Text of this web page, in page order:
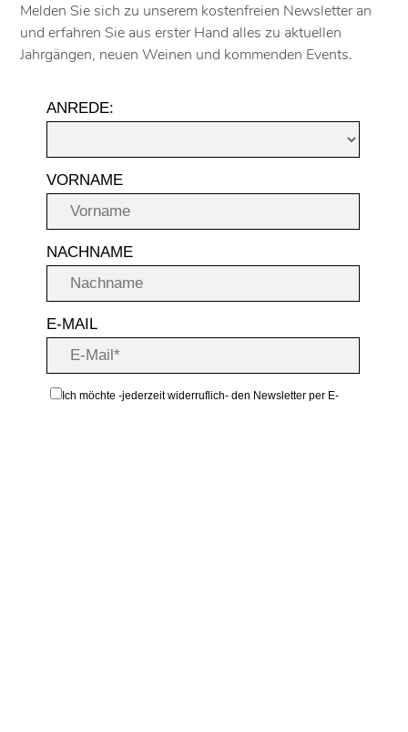
Melden Sie sich zu unserem kostenfreien Newsletter an
und erfahren Sie aus erster Hand alles zu aktuellen
Jahrgängen, neuen Weinen und kommenden Events.